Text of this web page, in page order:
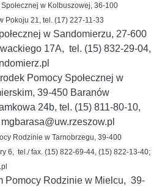
w Kolbuszowej, 36-100
Pokoju 21, tel. (17) 227-11-33
w Sandomierzu, 27-600
17A, tel. (15) 832-29-04,
Pomocy Społecznej w
39-450 Baranów
24b, tel. (15) 811-80-10,
Rodzinie w Tarnobrzegu, 39-400
6, tel./ fax. (15) 822-69-44, (15) 822-13-40;
Pomocy Rodzinie w Mielcu, 39-